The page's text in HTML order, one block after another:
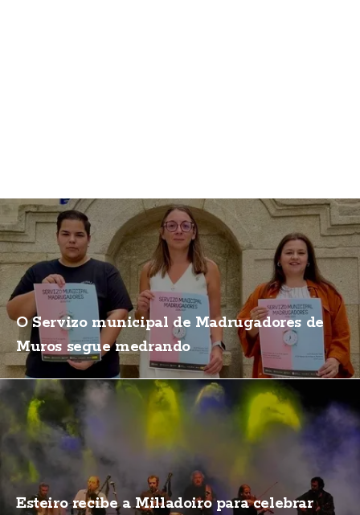
O Servizo municipal de Madrugadores de
Muros segue medrando
Esteiro recibe a Milladoiro para celebrar